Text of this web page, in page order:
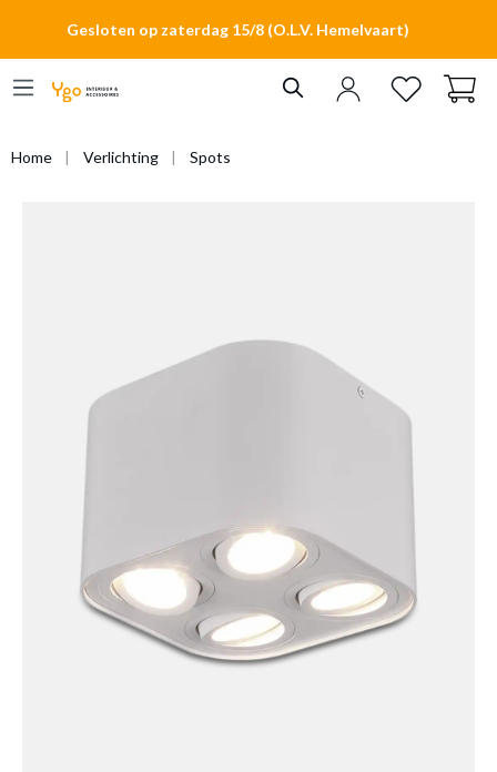
Gesloten op zaterdag 15/8 (O.L.V. Hemelvaart)
Home Verlichting Spots